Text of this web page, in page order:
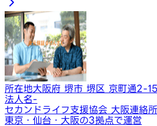
所在地大阪府 堺市 堺区 京町通2-
法人名-
セカンドライフ支援協会 大阪連絡所
東京・仙台・大阪の3拠点で運営